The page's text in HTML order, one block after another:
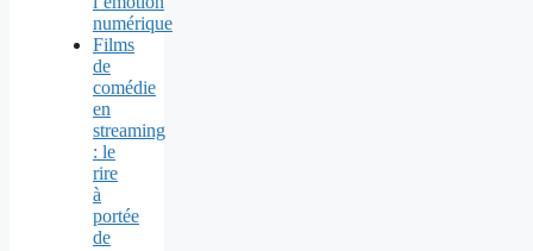
numérique
Films
de
comédie
en
streaming
: le
rire
à
portée
de